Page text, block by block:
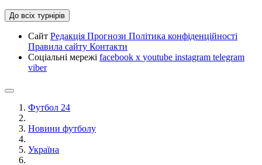
До всіх турнірів
Сайт Редакція Прогнози Політика конфіденційності
Правила сайту Контакти
Соціальні мережі facebook x youtube instagram telegram
viber
Футбол 24
Новини футболу
Україна